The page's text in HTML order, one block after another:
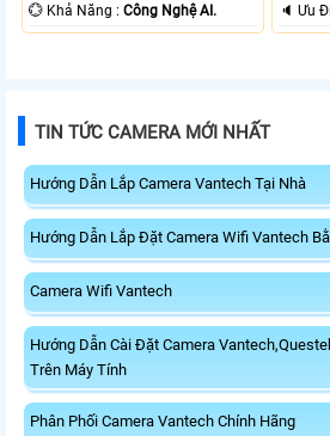
️💮 Khả Năng :Công Nghệ AI.
TIN TỨC CAMERA MỚI NHẤT
Hướng Dẫn Lắp Camera Vantech Tại Nhà
Hướng Dẫn Lắp Đặt Camera Wifi Vantech
Camera Wifi Vantech
Hướng Dẫn Cài Đặt Camera
Trên Máy Tính
Phân Phối Camera Vantech Chính Hãng